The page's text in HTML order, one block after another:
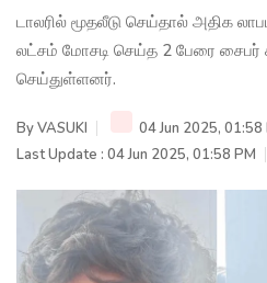
டாலரில் மூதலீடு செய்தால் அதிக
லட்சம் மோசடி செய்த 2 பேரை சைபர்
செய்துள்ளனர்.
ByVASUKI
04 Jun 2025, 01:58
Last Update : 04 Jun 2025, 01:58 PM